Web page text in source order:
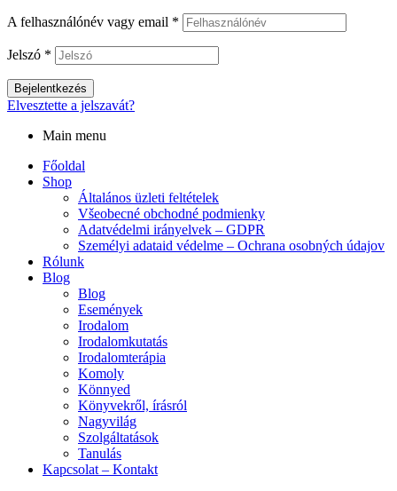
A felhasználónév vagy email *
Jelszó *
Bejelentkezés
Elvesztette a jelszavát?
Main menu
Főoldal
Shop
Általános üzleti feltételek
Všeobecné obchodné podmienky
Adatvédelmi irányelvek – GDPR
Személyi adataid védelme – Ochrana osobných údajov
Rólunk
Blog
Blog
Események
Irodalom
Irodalomkutatás
Irodalomterápia
Komoly
Könnyed
Könyvekről, írásról
Nagyvilág
Szolgáltatások
Tanulás
Kapcsolat – Kontakt